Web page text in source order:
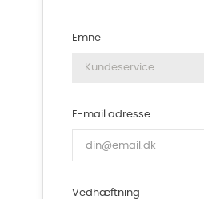
Emne
E-mail adresse
Vedhæftning